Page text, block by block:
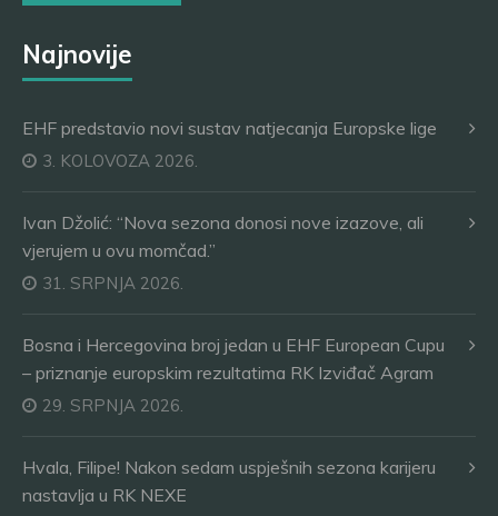
Najnovije
EHF predstavio novi sustav natjecanja Europske lige
3. KOLOVOZA 2026.
Ivan Džolić: “Nova sezona donosi nove izazove, ali
vjerujem u ovu momčad.”
31. SRPNJA 2026.
Bosna i Hercegovina broj jedan u EHF European Cupu
– priznanje europskim rezultatima RK Izviđač Agram
29. SRPNJA 2026.
Hvala, Filipe! Nakon sedam uspješnih sezona karijeru
nastavlja u RK NEXE